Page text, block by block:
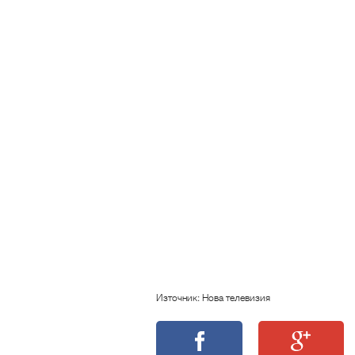
Източник: Нова телевизия